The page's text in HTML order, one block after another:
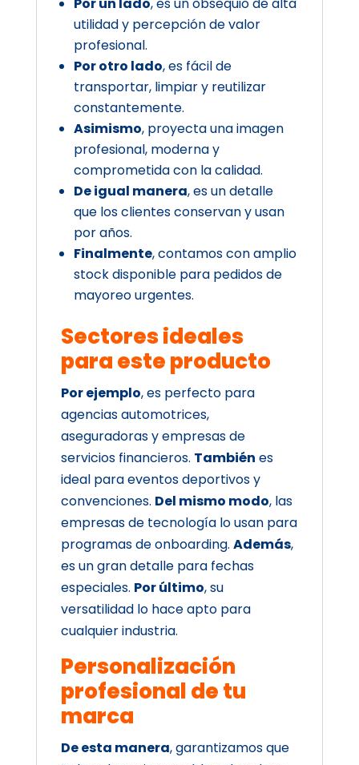
Por un lado, es un obsequio de alta
utilidad y percepción de valor
profesional.
Por otro lado, es fácil de
transportar, limpiar y reutilizar
constantemente.
Asimismo, proyecta una imagen
profesional, moderna y
comprometida con la calidad.
De igual manera, es un detalle
que los clientes conservan y usan
por años.
Finalmente, contamos con amplio
stock disponible para pedidos de
mayoreo urgentes.
Sectores ideales
para este producto
Por ejemplo, es perfecto para
agencias automotrices,
aseguradoras y empresas de
servicios financieros. También es
ideal para eventos deportivos y
convenciones. Del mismo modo, las
empresas de tecnología lo usan para
programas de onboarding. Además,
es un gran detalle para fechas
especiales. Por último, su
versatilidad lo hace apto para
cualquier industria.
Personalización
profesional de tu
marca
De esta manera, garantizamos que